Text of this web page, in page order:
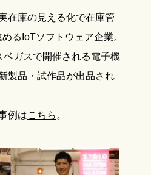
在庫の見える化で在庫管
るIoTソフトウェア企業。
ベガスで開催される電子機
製品・試作品が出品され
例はこちら。